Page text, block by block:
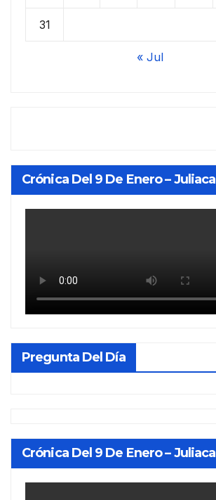
31
« Jul
Crónica Del 9 De Enero – Juliaca
Pregunta Del Día
Crónica Del 9 De Enero – Juliaca